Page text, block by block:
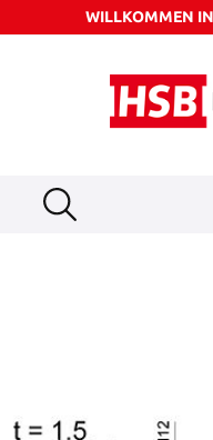
WILLKOMMEN